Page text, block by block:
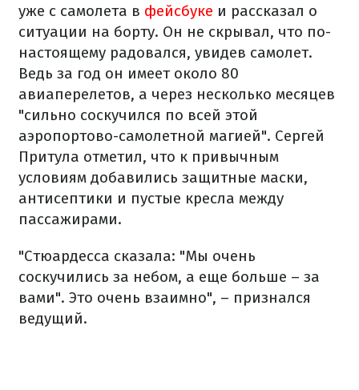
уже с самолета в фейсбуке и рассказал о
ситуации на борту. Он не скрывал, что по-
настоящему радовался, увидев самолет.
Ведь за год он имеет около 80
авиаперелетов, а через несколько месяцев
"сильно соскучился по всей этой
аэропортово-самолетной магией". Сергей
Притула отметил, что к привычным
условиям добавились защитные маски,
антисептики и пустые кресла между
пассажирами.
"Стюардесса сказала: "Мы очень
соскучились за небом, а еще больше – за
вами". Это очень взаимно", – признался
ведущий.